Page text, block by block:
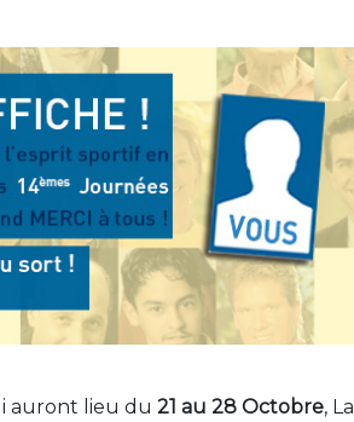
auront lieu du 21 au 28 Octobre, La